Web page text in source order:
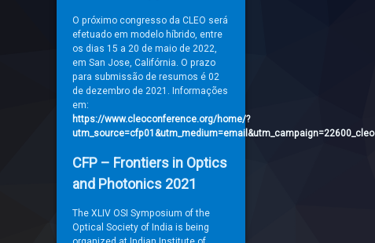
O próximo congresso da CLEO será
efetuado em modelo híbrido, entre
os dias 15 a 20 de maio de 2022,
em San Jose, Califórnia. O prazo
para submissão de resumos é 02
de dezembro de 2021. Informações
em:
https://www.cleoconference.org/home/?
utm_source=cfp01&utm_medium=email&utm_campaign=22600_cleo
CFP – Frontiers in Optics
and Photonics 2021
The XLIV OSI Symposium of the
Optical Society of India is being